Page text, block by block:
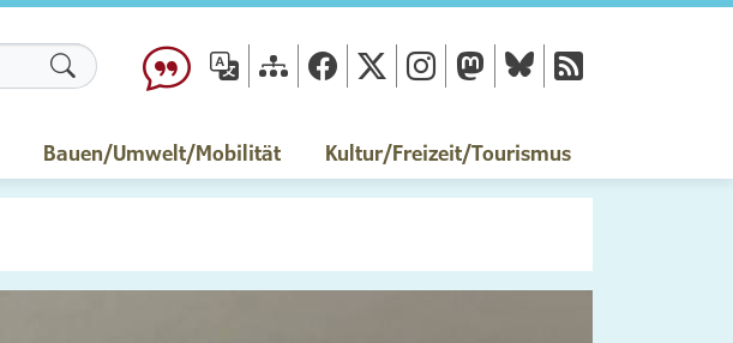
Formularschaltfläche
Bauen/Umwelt/Mobilität Kultur/Freizeit/Tourismus